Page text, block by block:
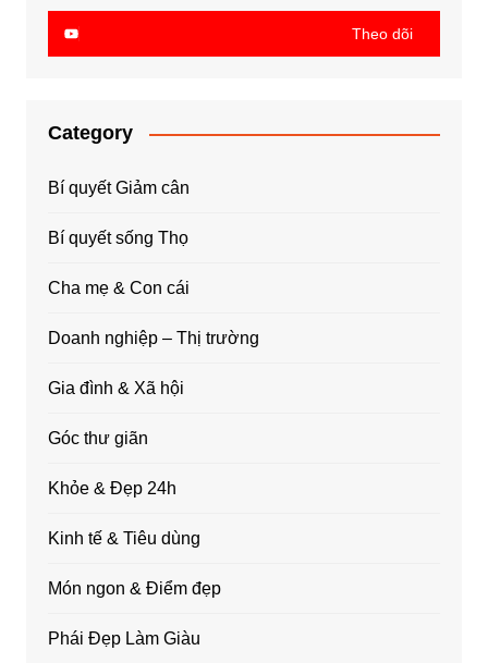
Theo dõi
Category
Bí quyết Giảm cân
Bí quyết sống Thọ
Cha mẹ & Con cái
Doanh nghiệp – Thị trường
Gia đình & Xã hội
Góc thư giãn
Khỏe & Đẹp 24h
Kinh tế & Tiêu dùng
Món ngon & Điểm đẹp
Phái Đẹp Làm Giàu